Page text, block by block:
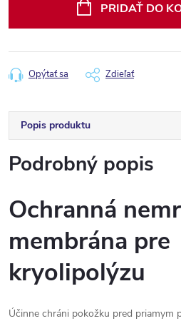
PRIDAŤ DO
Opýtať sa Zdieľať
Popis produktu
Podrobný popis
Ochranná
membrána pre
kryolipolýzu
Účinne chráni pokožku pred priamym